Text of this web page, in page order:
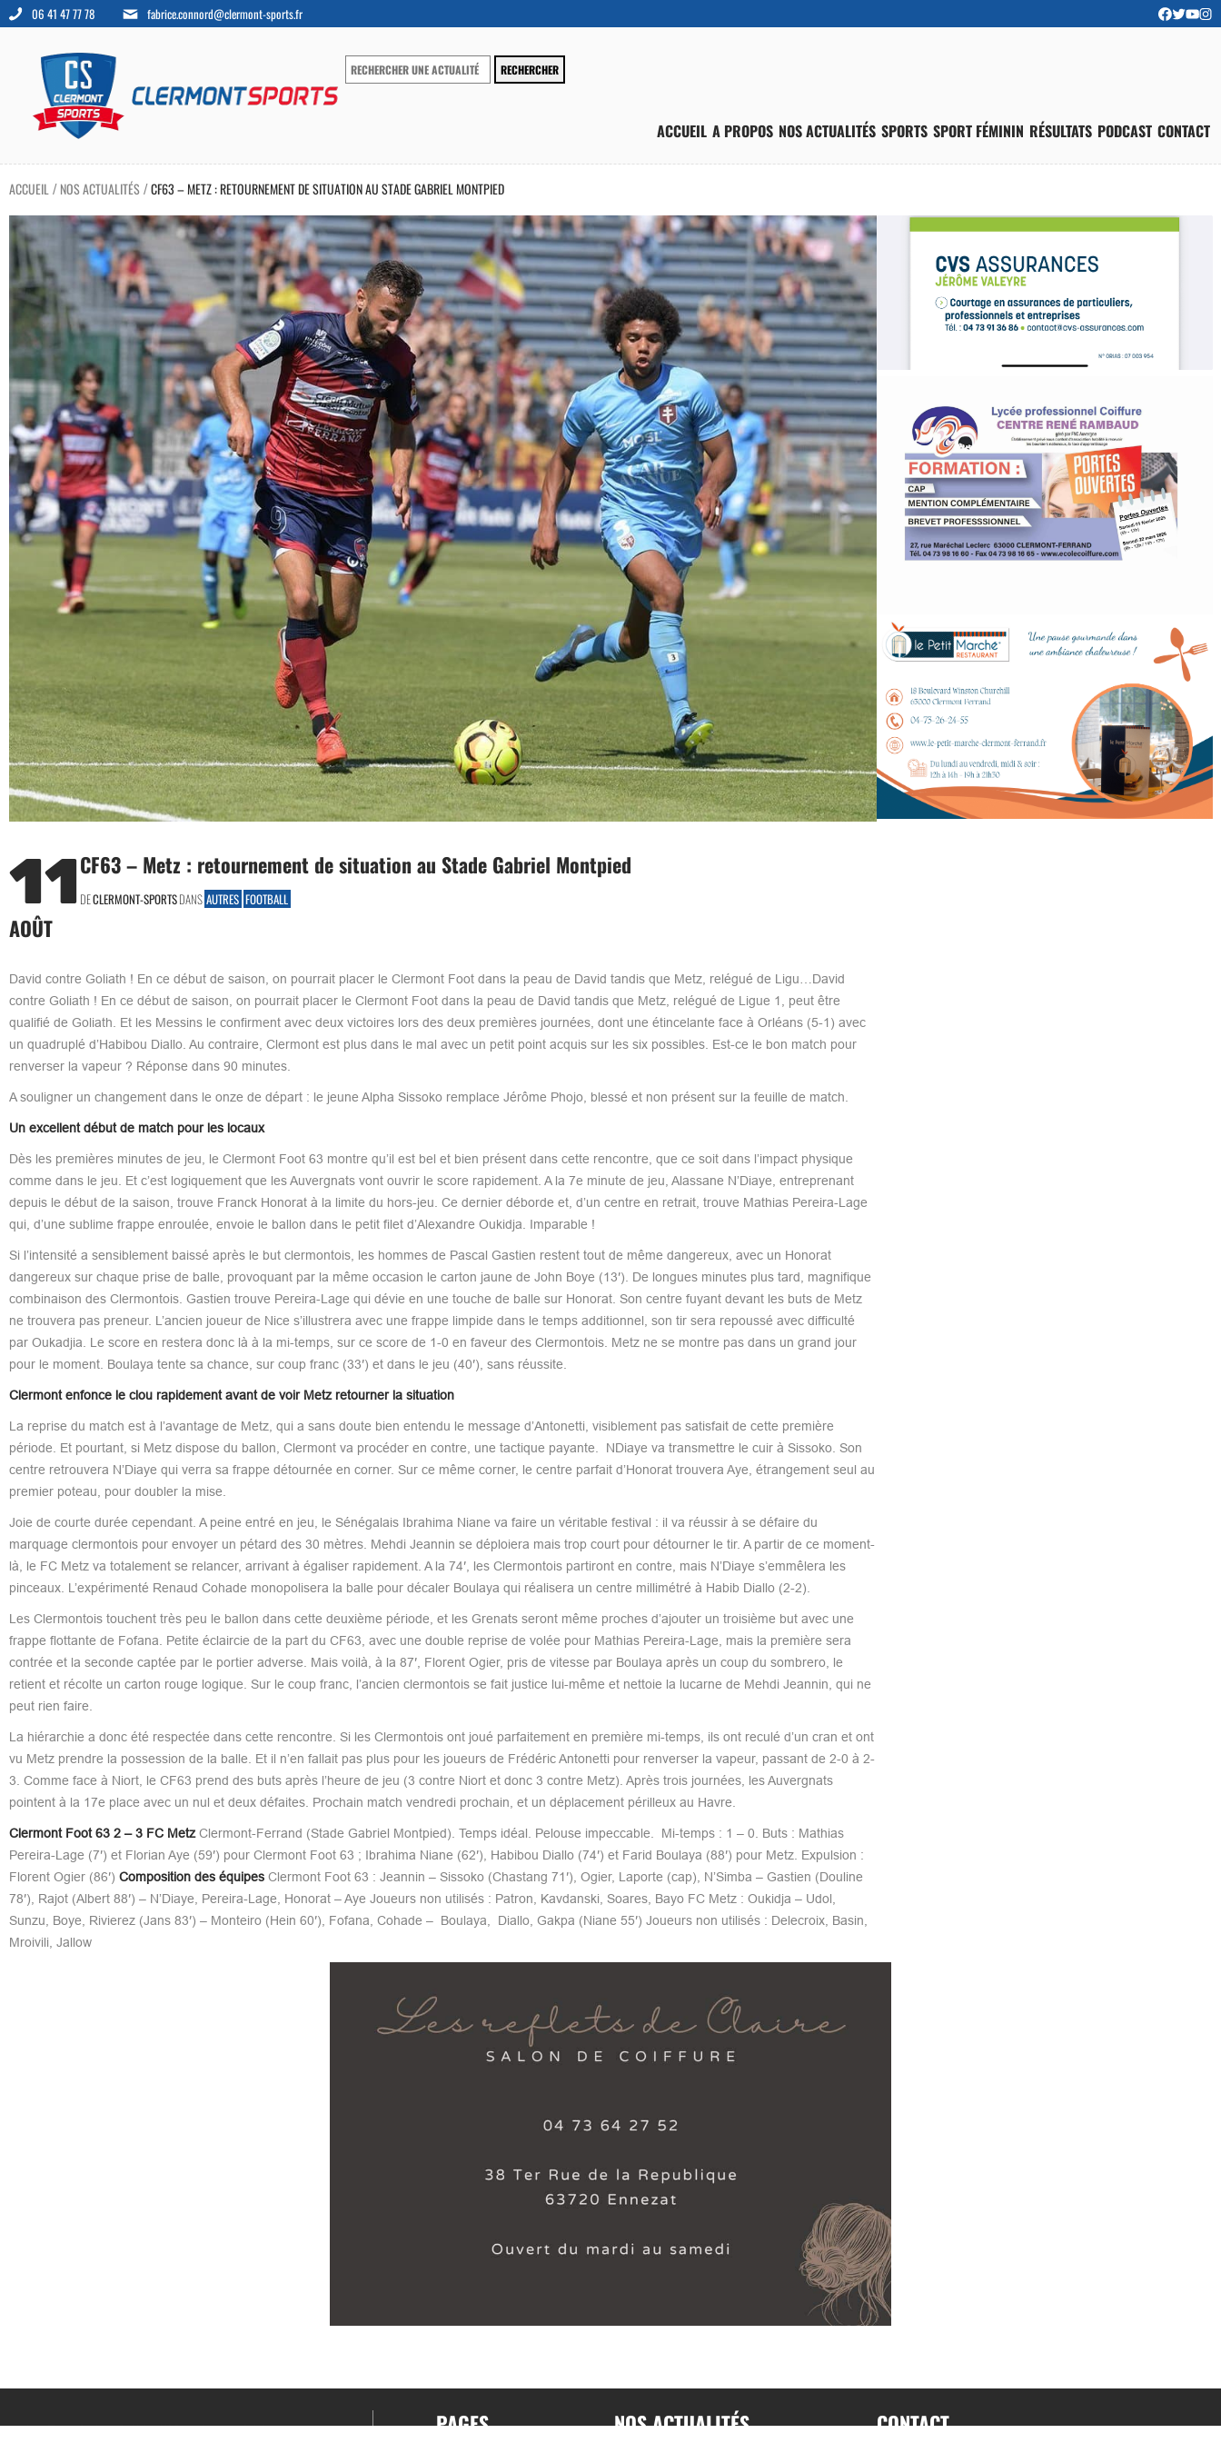
06 41 47 77 78 fabrice.connord@clermont-sports.fr
ACCUEIL A PROPOS NOS ACTUALITÉS SPORTS SPORT FÉMININ RÉSULTATS PODCAST CONTACT
ACCUEIL / NOS ACTUALITÉS/CF63 – METZ : RETOURNEMENT DE SITUATION AU STADE GABRIEL MONTPIED
11
AOÛT
CF63 – Metz : retournement de situation au Stade Gabriel Montpied
DECLERMONT-SPORTSDANS AUTRES FOOTBALL
David contre Goliath ! En ce début de saison, on pourrait placer le Clermont Foot dans la peau de David tandis que Metz, relégué de Ligu…David
contre Goliath ! En ce début de saison, on pourrait placer le Clermont Foot dans la peau de David tandis que Metz, relégué de Ligue 1, peut être
qualifié de Goliath. Et les Messins le confirment avec deux victoires lors des deux premières journées, dont une étincelante face à Orléans (5-1) avec
un quadruplé d’Habibou Diallo. Au contraire, Clermont est plus dans le mal avec un petit point acquis sur les six possibles. Est-ce le bon match pour
renverser la vapeur ? Réponse dans 90 minutes.
A souligner un changement dans le onze de départ : le jeune Alpha Sissoko remplace Jérôme Phojo, blessé et non présent sur la feuille de match.
Un excellent début de match pour les locaux
Dès les premières minutes de jeu, le Clermont Foot 63 montre qu’il est bel et bien présent dans cette rencontre, que ce soit dans l’impact physique
comme dans le jeu. Et c’est logiquement que les Auvergnats vont ouvrir le score rapidement. A la 7e minute de jeu, Alassane N’Diaye, entreprenant
depuis le début de la saison, trouve Franck Honorat à la limite du hors-jeu. Ce dernier déborde et, d’un centre en retrait, trouve Mathias Pereira-Lage
qui, d’une sublime frappe enroulée, envoie le ballon dans le petit filet d’Alexandre Oukidja. Imparable !
Si l’intensité a sensiblement baissé après le but clermontois, les hommes de Pascal Gastien restent tout de même dangereux, avec un Honorat
dangereux sur chaque prise de balle, provoquant par la même occasion le carton jaune de John Boye (13′). De longues minutes plus tard, magnifique
combinaison des Clermontois. Gastien trouve Pereira-Lage qui dévie en une touche de balle sur Honorat. Son centre fuyant devant les buts de Metz
ne trouvera pas preneur. L’ancien joueur de Nice s’illustrera avec une frappe limpide dans le temps additionnel, son tir sera repoussé avec difficulté
par Oukadjia. Le score en restera donc là à la mi-temps, sur ce score de 1-0 en faveur des Clermontois. Metz ne se montre pas dans un grand jour
pour le moment. Boulaya tente sa chance, sur coup franc (33′) et dans le jeu (40′), sans réussite.
Clermont enfonce le clou rapidement avant de voir Metz retourner la situation
La reprise du match est à l’avantage de Metz, qui a sans doute bien entendu le message d’Antonetti, visiblement pas satisfait de cette première
période. Et pourtant, si Metz dispose du ballon, Clermont va procéder en contre, une tactique payante. NDiaye va transmettre le cuir à Sissoko. Son
centre retrouvera N’Diaye qui verra sa frappe détournée en corner. Sur ce même corner, le centre parfait d’Honorat trouvera Aye, étrangement seul au
premier poteau, pour doubler la mise.
Joie de courte durée cependant. A peine entré en jeu, le Sénégalais Ibrahima Niane va faire un véritable festival : il va réussir à se défaire du
marquage clermontois pour envoyer un pétard des 30 mètres. Mehdi Jeannin se déploiera mais trop court pour détourner le tir. A partir de ce moment-
là, le FC Metz va totalement se relancer, arrivant à égaliser rapidement. A la 74′, les Clermontois partiront en contre, mais N’Diaye s’emmêlera les
pinceaux. L’expérimenté Renaud Cohade monopolisera la balle pour décaler Boulaya qui réalisera un centre millimétré à Habib Diallo (2-2).
Les Clermontois touchent très peu le ballon dans cette deuxième période, et les Grenats seront même proches d’ajouter un troisième but avec une
frappe flottante de Fofana. Petite éclaircie de la part du CF63, avec une double reprise de volée pour Mathias Pereira-Lage, mais la première sera
contrée et la seconde captée par le portier adverse. Mais voilà, à la 87′, Florent Ogier, pris de vitesse par Boulaya après un coup du sombrero, le
retient et récolte un carton rouge logique. Sur le coup franc, l’ancien clermontois se fait justice lui-même et nettoie la lucarne de Mehdi Jeannin, qui ne
peut rien faire.
La hiérarchie a donc été respectée dans cette rencontre. Si les Clermontois ont joué parfaitement en première mi-temps, ils ont reculé d’un cran et ont
vu Metz prendre la possession de la balle. Et il n’en fallait pas plus pour les joueurs de Frédéric Antonetti pour renverser la vapeur, passant de 2-0 à 2-
3. Comme face à Niort, le CF63 prend des buts après l’heure de jeu (3 contre Niort et donc 3 contre Metz). Après trois journées, les Auvergnats
pointent à la 17e place avec un nul et deux défaites. Prochain match vendredi prochain, et un déplacement périlleux au Havre.
Clermont Foot 63 2 – 3 FC MetzClermont-Ferrand (Stade Gabriel Montpied). Temps idéal. Pelouse impeccable. Mi-temps : 1 – 0. Buts : Mathias
Pereira-Lage (7′) et Florian Aye (59′) pour Clermont Foot 63 ; Ibrahima Niane (62′), Habibou Diallo (74′) et Farid Boulaya (88′) pour Metz. Expulsion :
Florent Ogier (86′) Composition des équipesClermont Foot 63 : Jeannin – Sissoko (Chastang 71′), Ogier, Laporte (cap), N’Simba – Gastien (Douline
78′), Rajot (Albert 88′) – N’Diaye, Pereira-Lage, Honorat – Aye Joueurs non utilisés : Patron, Kavdanski, Soares, Bayo FC Metz : Oukidja – Udol,
Sunzu, Boye, Rivierez (Jans 83′) – Monteiro (Hein 60′), Fofana, Cohade – Boulaya, Diallo, Gakpa (Niane 55′) Joueurs non utilisés : Delecroix, Basin,
Mroivili, Jallow
PAGES NOS ACTUALITÉS CONTACT